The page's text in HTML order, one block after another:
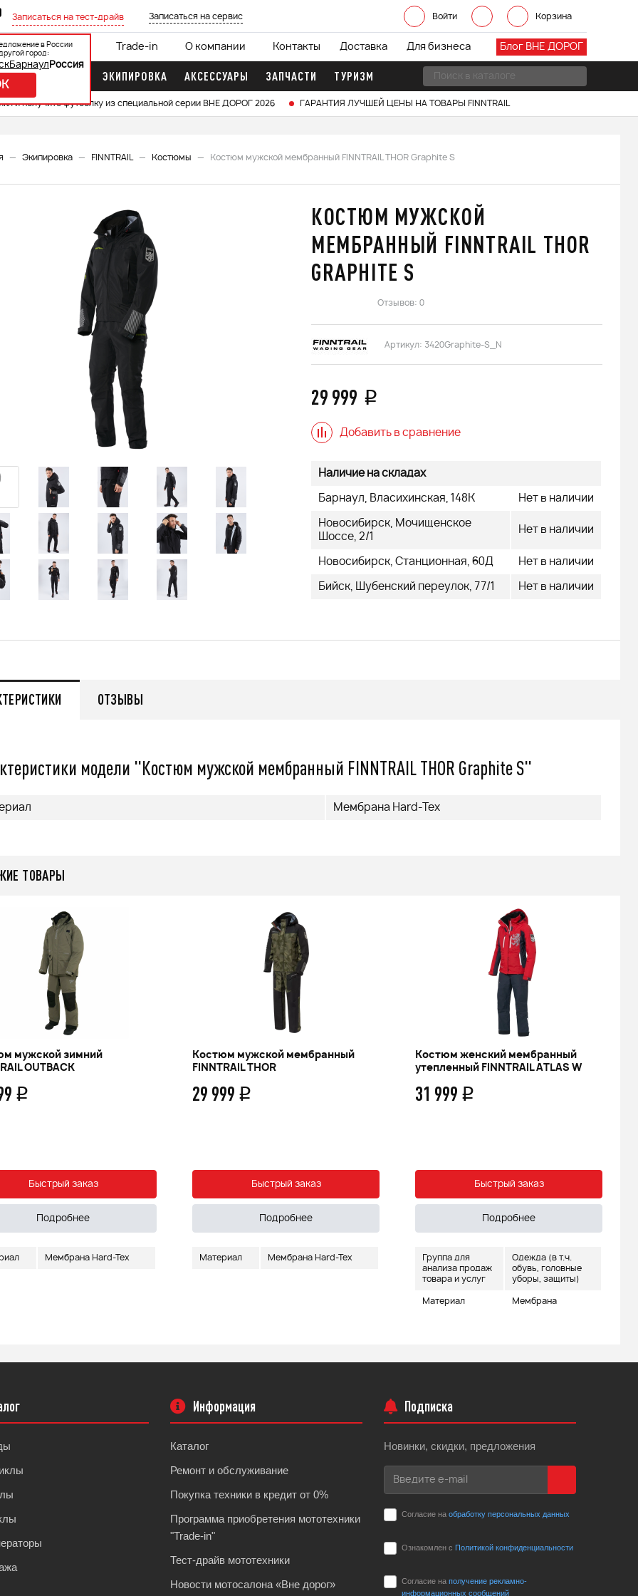
Войти Корзина
в России
город:
Барнаул Россия
Записаться на тест-драйв Записаться на сервис
Блог ВНЕ ДОРОГ
Кредит 0% Trade-in О компании Контакты Доставка Для бизнеса
МОТОРЫ ЭКИПИРОВКА АКСЕССУАРЫ ЗАПЧАСТИ ТУРИЗМ
и получите футболку из специальной серии ВНЕ ДОРОГ 2026 ГАРАНТИЯ ЛУЧШЕЙ ЦЕНЫ НА ТОВАРЫ FINNTRAIL
Экипировка FINNTRAIL Костюмы Костюм мужской мембранный FINNTRAIL THOR Graphite S
КОСТЮМ МУЖСКОЙ
МЕМБРАННЫЙ FINNTRAIL THOR
GRAPHITE S
Отзывов: 0
Артикул: 3420Graphite-S_N
29 999 q
Добавить в сравнение
Наличие на складах
Барнаул, Власихинская, 148К Нет в наличии
Новосибирск, Мочищенское
Шоссе, 2/1
Нет в наличии
Новосибирск, Станционная, 60Д Нет в наличии
Бийск, Шубенский переулок, 77/1 Нет в наличии
ОТЗЫВЫ
модели "Костюм мужской мембранный FINNTRAIL THOR Graphite S"
Мембрана Hard-Tex
ТОВАРЫ
мужской зимний
OUTBACK
q
Быстрый заказ
Подробнее
Мембрана Hard-Tex
Костюм мужской мембранный
FINNTRAIL THOR
29 999 q
Быстрый заказ
Подробнее
Материал Мембрана Hard-Tex
Костюм женский мембранный
утепленный FINNTRAIL ATLAS W
31 999 q
Быстрый заказ
Подробнее
Группа для
анализа продаж
товара и услуг
Одежда (в т.ч.
обувь, головные
уборы, защиты)
Материал Мембрана
Информация
Каталог
Ремонт и обслуживание
Покупка техники в кредит от 0%
Программа приобретения мототехники
"Trade-in"
Тест-драйв мототехники
Новости мотосалона «Вне дорог»
Подписка
Новинки, скидки, предложения
Согласие на обработку персональных данных
Ознакомлен с Политикой конфиденциальности
Согласие на получение рекламно-
информационных сообщений